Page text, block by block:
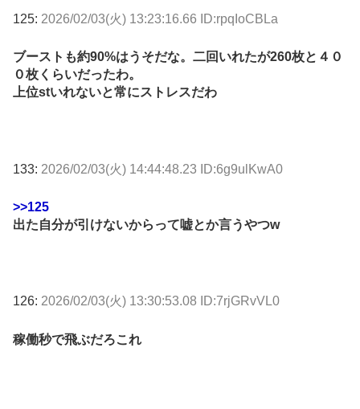
125: 2026/02/03(火) 13:23:16.66 ID:rpqIoCBLa
ブーストも約90%はうそだな。二回いれたが260枚と４０
０枚くらいだったわ。
上位stいれないと常にストレスだわ
133: 2026/02/03(火) 14:44:48.23 ID:6g9ulKwA0
>>125
出た自分が引けないからって嘘とか言うやつw
126: 2026/02/03(火) 13:30:53.08 ID:7rjGRvVL0
稼働秒で飛ぶだろこれ